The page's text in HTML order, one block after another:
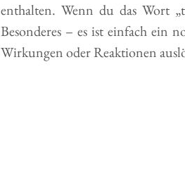
enthalten. Wenn du das Wort
Besonderes – es ist einfach ein
Wirkungen oder Reaktionen